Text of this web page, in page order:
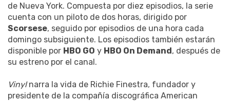
de Nueva York. Compuesta por diez episodios, la serie
cuenta con un piloto de dos horas, dirigido por
Scorsese, seguido por episodios de una hora cada
domingo subsiguiente. Los episodios también estarán
disponible por HBO GO y HBO On Demand, después de
su estreno por el canal.
Vinylnarra la vida de Richie Finestra, fundador y
presidente de la compañía discográfica American